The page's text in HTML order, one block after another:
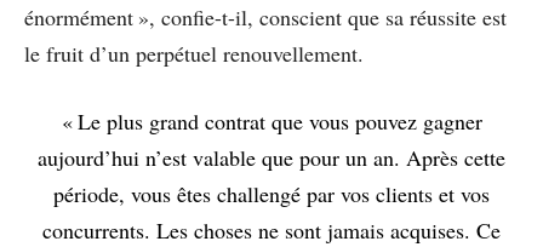
énormément », confie-t-il, conscient que sa réussite est
le fruit d’un perpétuel renouvellement.
« Le plus grand contrat que vous pouvez gagner
aujourd’hui n’est valable que pour un an. Après cette
période, vous êtes challengé par vos clients et vos
concurrents. Les choses ne sont jamais acquises. Ce